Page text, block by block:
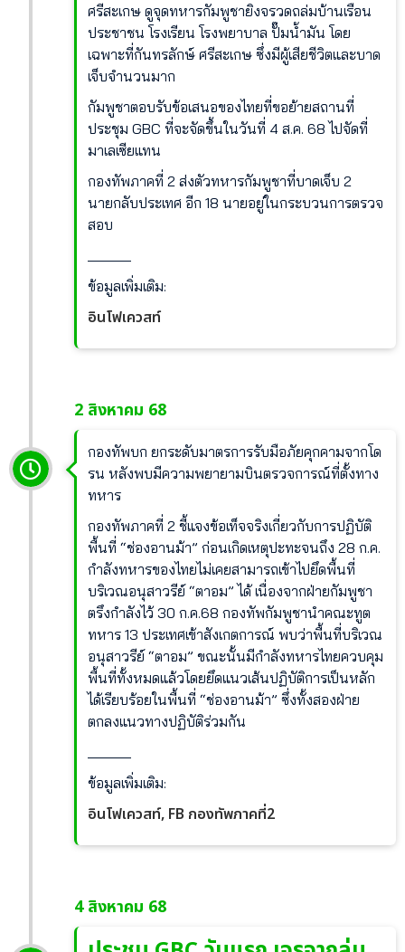
ศรีสะเกษ ดูจุดทหารกัมพูชายิงจรวดถล่มบ้านเรือน
ประชาชน โรงเรียน โรงพยาบาล ปั๊มน้ำมัน โดย
เฉพาะที่กันทรลักษ์ ศรีสะเกษ ซึ่งมีผู้เสียชีวิตและบาด
เจ็บจำนวนมาก
กัมพูชาตอบรับข้อเสนอของไทยที่ขอย้ายสถานที่
ประชุม GBC ที่จะจัดขึ้นในวันที่ 4 ส.ค. 68 ไปจัดที่
มาเลเซียแทน
กองทัพภาคที่ 2 ส่งตัวทหารกัมพูชาที่บาดเจ็บ 2
นายกลับประเทศ อีก 18 นายอยู่ในกระบวนการตรวจ
สอบ
ข้อมูลเพิ่มเติม:
อินโฟเควสท์
2 สิงหาคม 68
กองทัพบก ยกระดับมาตรการรับมือภัยคุกคามจากโด
รน หลังพบมีความพยายามบินตรวจการณ์ที่ตั้งทาง
ทหาร
กองทัพภาคที่ 2 ชี้แจงข้อเท็จจริงเกี่ยวกับการปฏิบัติ
พื้นที่ “ช่องอานม้า” ก่อนเกิดเหตุปะทะจนถึง 28 ก.ค.
กำลังทหารของไทยไม่เคยสามารถเข้าไปยึดพื้นที่
บริเวณอนุสาวรีย์ “ตาอม” ได้ เนื่องจากฝ่ายกัมพูชา
ตรึงกำลังไว้ 30 ก.ค.68 กองทัพกัมพูชานำคณะทูต
ทหาร 13 ประเทศเข้าสังเกตการณ์ พบว่าพื้นที่บริเวณ
อนุสาวรีย์ “ตาอม” ขณะนั้นมีกำลังทหารไทยควบคุม
พื้นที่ทั้งหมดแล้วโดยยึดแนวเส้นปฏิบัติการเป็นหลัก
ได้เรียบร้อยในพื้นที่ “ช่องอานม้า” ซึ่งทั้งสองฝ่าย
ตกลงแนวทางปฏิบัติร่วมกัน
ข้อมูลเพิ่มเติม:
อินโฟเควสท์, FB กองทัพภาคที่2
4 สิงหาคม 68